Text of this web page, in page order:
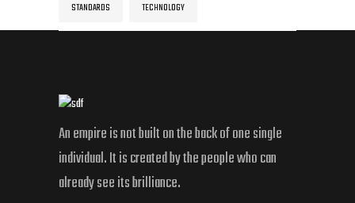
STANDARDS TECHNOLOGY
An empire is not built on the back of one single
individual. It is created by the people who can
already see its brilliance.